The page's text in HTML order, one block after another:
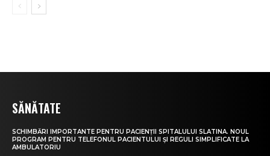
SĂNĂTATE
SCHIMBĂRI IMPORTANTE PENTRU PACIENȚII SPITALULUI SLATINA. NOUL
PROGRAM PENTRU TELEFONUL PACIENTULUI ȘI REGULI SIMPLIFICATE LA
AMBULATORIU